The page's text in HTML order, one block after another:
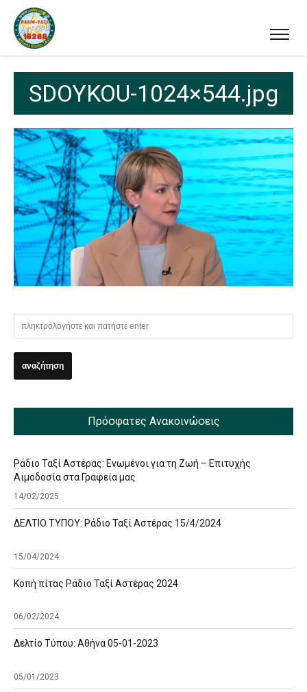
SDOYKOU-1024×544.jpg
Πρόσφατες Ανακοινώσεις
Ράδιο Ταξί Αστέρας: Ενωμένοι για τη Ζωή – Επιτυχής
Αιμοδοσία στα Γραφεία μας
14/02/2025
ΔΕΛΤΙΟ ΤΥΠΟΥ: Ράδιο Ταξί Αστέρας 15/4/2024
15/04/2024
Κοπή πίτας Ράδιο Ταξί Αστέρας 2024
06/02/2024
Δελτίο Τύπου: Αθήνα 05-01-2023
05/01/2023